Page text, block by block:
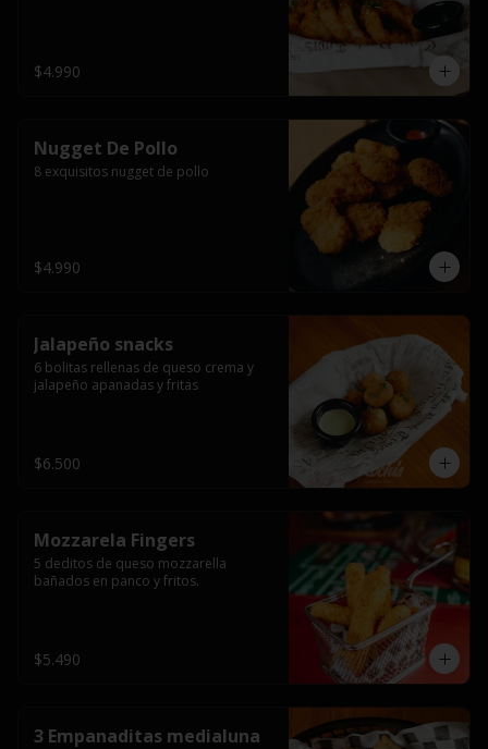
$4.990
Nugget De Pollo
8 exquisitos nugget de pollo
$4.990
Jalapeño snacks
6 bolitas rellenas de queso crema y
jalapeño apanadas y fritas
$6.500
Mozzarela Fingers
5 deditos de queso mozzarella
bañados en panco y fritos.
$5.490
3 Empanaditas medialuna